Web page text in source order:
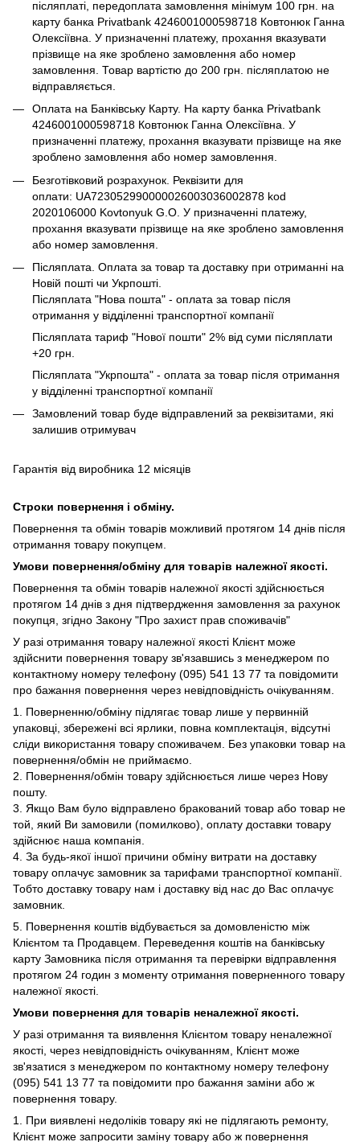
післяплаті, передоплата замовлення мінімум 100 грн. на
карту банка Privatbank 4246001000598718 Ковтонюк Ганна
Олексіївна. У призначенні платежу, прохання вказувати
прізвище на яке зроблено замовлення або номер
замовлення. Товар вартістю до 200 грн. післяплатою не
відправляється.
Оплата на Банківську Карту. На карту банка Privatbank
4246001000598718 Ковтонюк Ганна Олексіївна. У
призначенні платежу, прохання вказувати прізвище на яке
зроблено замовлення або номер замовлення.
Безготівковий розрахунок. Реквізити для
оплати: UA723052990000026003036002878 kod
2020106000 Kovtonyuk G.O. У призначенні платежу,
прохання вказувати прізвище на яке зроблено замовлення
або номер замовлення.
Післяплата. Оплата за товар та доставку при отриманні на
Новій пошті чи Укрпошті.
Післяплата "Нова пошта" - оплата за товар після
отримання у відділенні транспортної компанії
Післяплата тариф "Нової пошти" 2% від суми післяплати
+20 грн.
Післяплата "Укрпошта" - оплата за товар після отримання
у відділенні транспортної компанії
Замовлений товар буде відправлений за реквізитами, які
залишив отримувач
Гарантія від виробника 12 місяців
Строки повернення і обміну.
Повернення та обмін товарів можливий протягом 14 днів після
отримання товару покупцем.
Умови повернення/обміну для товарів належної якості.
Повернення та обмін товарів належної якості здійснюється
протягом 14 днів з дня підтвердження замовлення за рахунок
покупця, згідно Закону "Про захист прав споживачів"
У разі отримання товару належної якості Клієнт може
здійснити повернення товару зв'язавшись з менеджером по
контактному номеру телефону (095) 541 13 77 та повідомити
про бажання повернення через невідповідність очікуванням.
1. Поверненню/обміну підлягає товар лише у первинній
упаковці, збережені всі ярлики, повна комплектація, відсутні
сліди використання товару споживачем. Без упаковки товар на
повернення/обмін не приймаємо.
2. Повернення/обмін товару здійснюється лише через Нову
пошту.
3. Якщо Вам було відправлено бракований товар або товар не
той, який Ви замовили (помилково), оплату доставки товару
здійснює наша компанія.
4. За будь-якої іншої причини обміну витрати на доставку
товару оплачує замовник за тарифами транспортної компанії.
Тобто доставку товару нам і доставку від нас до Вас оплачує
замовник.
5. Повернення коштів відбувається за домовленістю між
Клієнтом та Продавцем. Переведення коштів на банківську
карту Замовника після отримання та перевірки відправлення
протягом 24 годин з моменту отримання поверненного товару
належної якості.
Умови повернення для товарів неналежної якості.
У разі отримання та виявлення Клієнтом товару неналежної
якості, через невідповідність очікуванням, Клієнт може
зв'язатися з менеджером по контактному номеру телефону
(095) 541 13 77 та повідомити про бажання заміни або ж
повернення товару.
1.
При виявлені недоліків товару які не підлягають ремонту,
Клієнт може запросити заміну товару або ж повернення